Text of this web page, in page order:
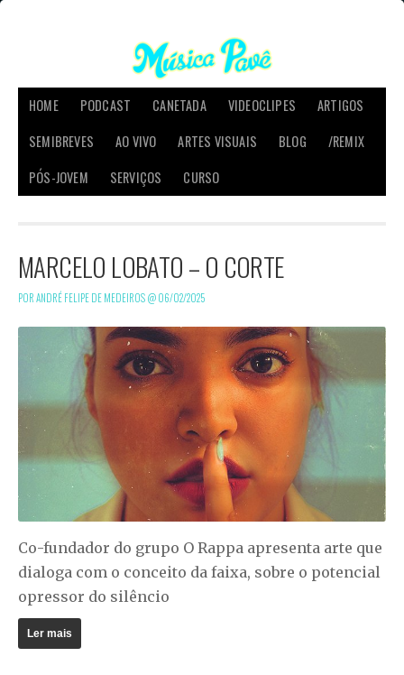
HOME PODCAST CANETADA VIDEOCLIPES
ARTIGOS
SEMIBREVES
AO VIVO ARTES VISUAIS BLOG
/REMIX
PÓS-JOVEM
SERVIÇOS CURSO
MARCELO LOBATO – O CORTE
POR ANDRÉ FELIPE DE MEDEIROS @06/02/2025
Co-fundador do grupo O Rappa apresenta arte que
dialoga com o conceito da faixa, sobre o potencial
opressor do silêncio
Ler mais